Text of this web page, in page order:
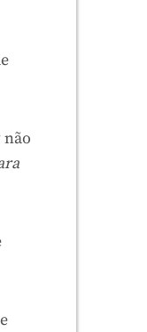
não